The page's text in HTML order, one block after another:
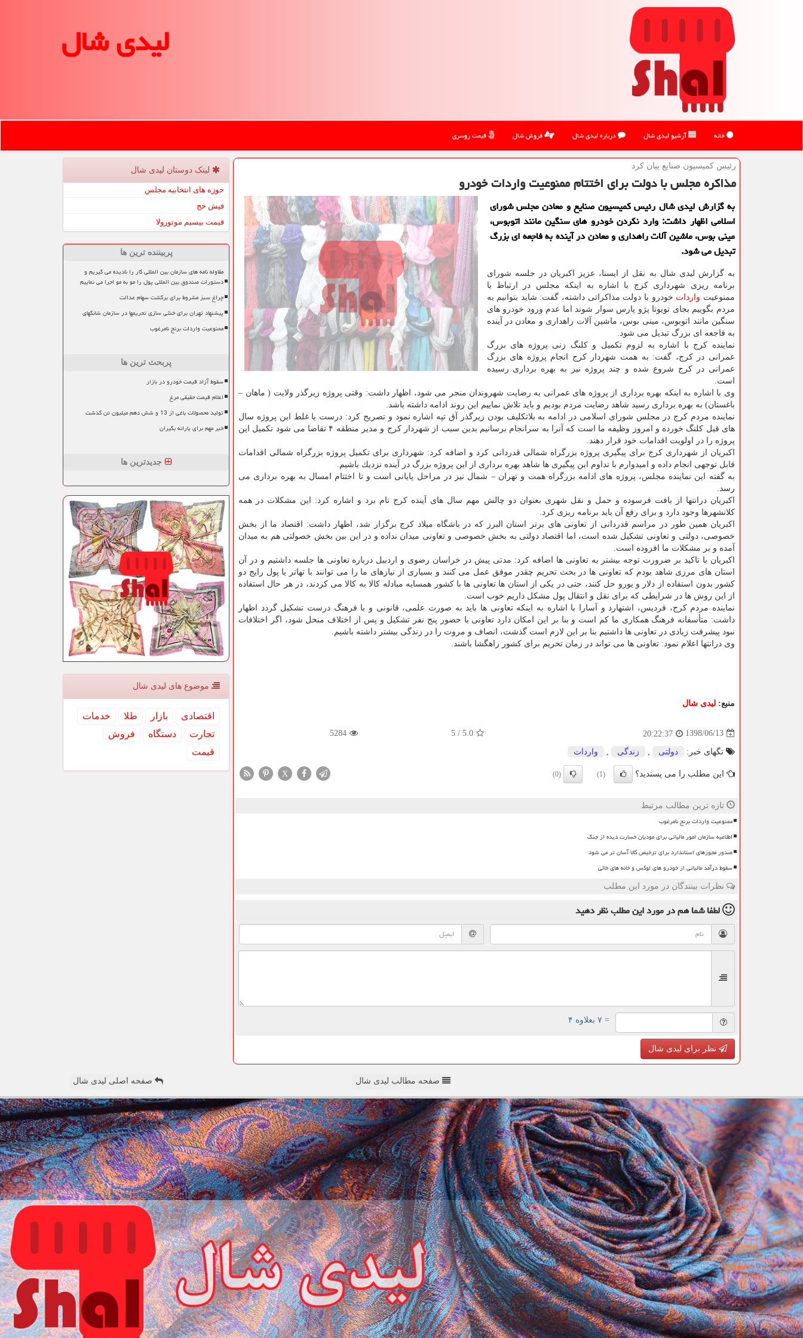
لیدی شال
خانه آرشیو لیدی شال درباره لیدی شال فروش شال قیمت روسری
رئیس كمیسیون صنایع بیان كرد
مذاكره مجلس با دولت برای اختتام ممنوعیت واردات خودرو
به گزارش لیدی شال رئیس كمیسیون صنایع و معادن مجلس شورای
اسلامی اظهار داشت: وارد نكردن خودرو های سنگین مانند اتوبوس،
مینی بوس، ماشین آلات راهداری و معادن در آینده به فاجعه ای بزرگ
تبدیل می شود.
به گزارش لیدی شال به نقل از ایسنا، عزیز اكبریان در جلسه شورای
برنامه ریزی شهرداری كرج با اشاره به اینكه مجلس در ارتباط با
ممنوعیت واردات خودرو با دولت مذاكراتی داشته، گفت: شاید بتوانیم به
مردم بگوییم بجای تویوتا پژو پارس سوار شوند اما عدم ورود خودرو های
سنگین مانند اتوبوس، مینی بوس، ماشین آلات راهداری و معادن در آینده
به فاجعه ای بزرگ تبدیل می شود.
نماینده كرج با اشاره به لزوم تكمیل و كلنگ زنی پروژه های بزرگ
عمرانی در كرج، گفت: به همت شهردار كرج انجام پروژه های بزرگ
عمرانی در كرج شروع شده و چند پروژه نیز به بهره برداری رسیده
است.
وی با اشاره به اینكه بهره برداری از پروژه های عمرانی به رضایت شهروندان منجر می شود، اظهار داشت: وقتی پروژه زیرگذر ولایت ( ماهان –
باغستان) به بهره برداری رسید شاهد رضایت مردم بودیم و باید تلاش نماییم این روند ادامه داشته باشد.
نماینده مردم كرج در مجلس شورای اسلامی در ادامه به بلاتكلیف بودن زیرگذر آق تپه اشاره نمود و تصریح كرد: درست یا غلط این پروژه سال
های قبل كلنگ خورده و امروز وظیفه ما است كه آنرا به سرانجام برسانیم بدین سبب از شهردار كرج و مدیر منطقه ۴ تقاضا می شود تكمیل این
پروژه را در اولویت اقدامات خود قرار دهند.
اكبریان از شهرداری كرج برای پیگیری پروژه بزرگراه شمالی قدردانی كرد و اضافه كرد: شهرداری برای تكمیل پروژه بزرگراه شمالی اقدامات
قابل توجهی انجام داده و امیدوارم با تداوم این پیگیری ها شاهد بهره برداری از این پروژه بزرگ در آینده نزدیك باشیم.
به گفته این نماینده مجلس، پروژه های ادامه بزرگراه همت و تهران – شمال نیز در مراحل پایانی است و تا اختتام امسال به بهره برداری می
رسد.
اكبریان درانتها از بافت فرسوده و حمل و نقل شهری بعنوان دو چالش مهم سال های آینده كرج نام برد و اشاره كرد: این مشكلات در همه
كلانشهرها وجود دارد و برای رفع آن باید برنامه ریزی كرد.
اكبریان همین طور در مراسم قدردانی از تعاونی های برتر استان البرز كه در باشگاه میلاد كرج برگزار شد، اظهار داشت: اقتصاد ما از بخش
خصوصی، دولتی و تعاونی تشكیل شده است، اما اقتصاد دولتی به بخش خصوصی و تعاونی میدان نداده و در این بین بخش خصولتی هم به میدان
آمده و بر مشكلات ما افزوده است.
اكبریان با تاكید بر ضرورت توجه بیشتر به تعاونی ها اضافه كرد: مدتی پیش در خراسان رضوی و اردبیل درباره تعاونی ها جلسه داشتیم و در آن
استان های مرزی شاهد بودم كه تعاونی ها در بحث تحریم چقدر موفق عمل می كنند و بسیاری از نیازهای ما را می توانند با تهاتر یا پول رایج دو
كشور بدون استفاده از دلار و یورو حل كنند، حتی در یكی از استان ها تعاونی ها با كشور همسایه مبادله كالا به كالا می كردند، در هر حال استفاده
از این روش ها در شرایطی كه برای نقل و انتقال پول مشكل داریم خوب است.
نماینده مردم كرج، فردیس، اشتهارد و آسارا با اشاره به اینكه تعاونی ها باید به صورت علمی، قانونی و با فرهنگ درست تشكیل گردد اظهار
داشت: متأسفانه فرهنگ همكاری ما كم است و بنا بر این امكان دارد تعاونی با حضور پنج نفر تشكیل و پس از اختلاف منحل شود، اگر اختلافات
نبود پیشرفت زیادی در تعاونی ها داشتیم بنا بر این لازم است گذشت، انصاف و مروت را در زندگی بیشتر داشته باشیم.
وی درانتها اعلام نمود: تعاونی ها می تواند در زمان تحریم برای كشور راهگشا باشند.
منبع: لیدی شال
1398/06/13
20:22:37
5.0
/
5
5284
تگهای خبر: دولتی زندگی واردات
این مطلب را می پسندید؟ (1)
(0)
X
تازه ترین مطالب مرتبط
ممنوعیت واردات برنج نامرغوب
اطلاعیه سازمان امور مالیاتی برای مودیان خسارت دیده از جنگ
صدور مجوزهای استاندارد برای ترخیص کالا آسان تر می شود
سقوط درآمد مالیاتی از خودرو های لوکس و خانه های خالی
نظرات بینندگان در مورد این مطلب
لطفا شما همدر مورد این مطلبنظر دهید
= ۷ بعلاوه ۴
نظر برای لیدی شال
لینک دوستان لیدی شال
حوزه های انتخابیه مجلس
فیش حج
قیمت بیسیم موتورولا
پربیننده ترین ها
مقاوله نامه های سازمان بین المللی کار را نادیده می گیریم و
دستورات صندوق بین المللی پول را مو به مو اجرا می نماییم
چراغ سبز مشروط برای برگشت سهام عدالت
پیشنهاد تهران برای خنثی سازی تحریمها در سازمان شانگهای
ممنوعیت واردات برنج نامرغوب
پربحث ترین ها
سقوط آزاد قیمت خودرو در بازار
اعلام قیمت حقیقی مرغ
تولید محصولات باغی از 13 و شش دهم میلیون تن گذشت
خبر مهم برای یارانه بگیران
جدیدترین ها
موضوع های لیدی شال
اقتصادی بازار طلا
خدمات
تجارت
دستگاه
فروش
قیمت
صفحه مطالب لیدی شال صفحه اصلی لیدی شال